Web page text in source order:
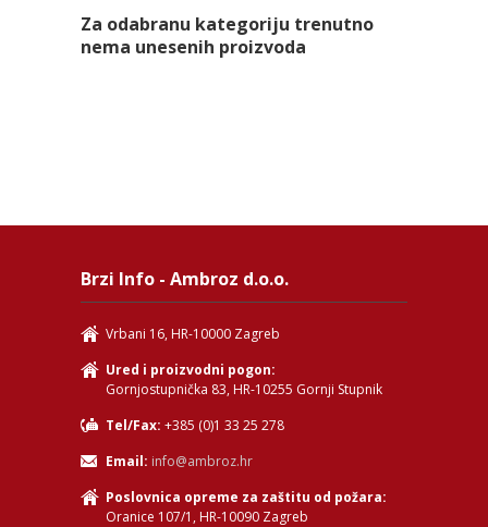
Za odabranu kategoriju trenutno
nema unesenih proizvoda
Brzi Info - Ambroz d.o.o.
Vrbani 16, HR-10000 Zagreb
Ured i proizvodni pogon:
Gornjostupnička 83, HR-10255 Gornji Stupnik
Tel/Fax: +385 (0)1 33 25 278
Email: info@ambroz.hr
Poslovnica opreme za zaštitu od požara:
Oranice 107/1, HR-10090 Zagreb